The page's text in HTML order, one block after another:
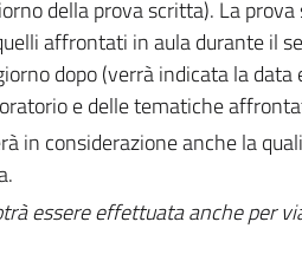
della prova scritta). La
affrontati in aula durante il
dopo (verrà indicata la
e delle tematiche
in considerazione anche la
essere effettuata anche per